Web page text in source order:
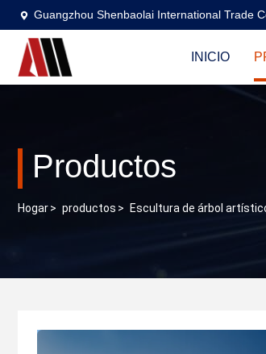
Guangzhou Shenbaolai International Trade
INICIO
Productos
Hogar> productos > Escultura de árbol